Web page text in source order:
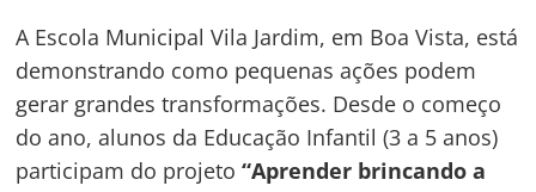
A Escola Municipal Vila Jardim, em Boa Vista, está
demonstrando como pequenas ações podem
gerar grandes transformações. Desde o começo
do ano, alunos da Educação Infantil (3 a 5 anos)
participam do projeto“Aprender brincando a